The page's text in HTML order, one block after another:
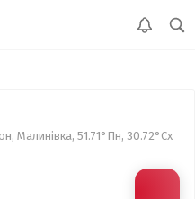
Малинівка, 51.71°Пн, 30.72°Сх